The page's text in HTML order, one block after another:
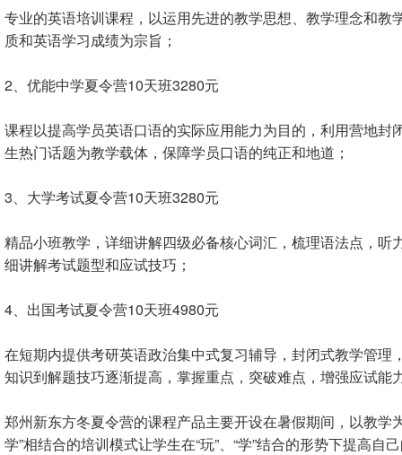
专业的英语培训课程，以运用先进的教学思想、教学理念和
质和英语学习成绩为宗旨；
2、优能中学夏令营10天班3280元
课程以提高学员英语口语的实际应用能力为目的，利用营地
生热门话题为教学载体，保障学员口语的纯正和地道；
3、大学考试夏令营10天班3280元
精品小班教学，详细讲解四级必备核心词汇，梳理语法点，
细讲解考试题型和应试技巧；
4、出国考试夏令营10天班4980元
在短期内提供考研英语政治集中式复习辅导，封闭式教学管
知识到解题技巧逐渐提高，掌握重点，突破难点，增强应试能
郑州新东方冬夏令营的课程产品主要开设在暑假期间，以教学
学”相结合的培训模式让学生在“玩”、“学”结合的形势下提高